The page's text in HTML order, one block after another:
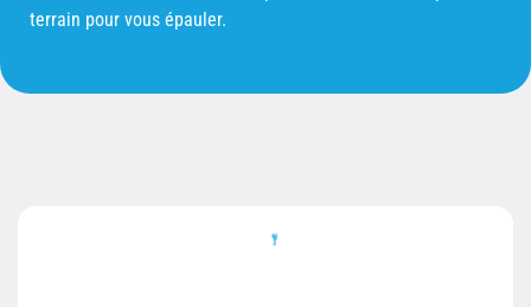
terrain pour vous épauler.